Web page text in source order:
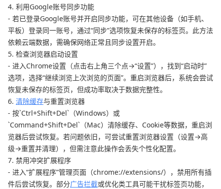
4. 利用Google账号同步功能
- 若已登录Google账号并开启同步功能，可在其他设备（如手机、
平板）登录同一账号，通过“同步”选项恢复未保存的标签页。此方法
依赖云端数据，需确保网络正常且同步设置开启。
5. 检查浏览器启动设置
- 进入Chrome设置（点击右上角三个点→“设置”），找到“启动时”
选项，选择“继续浏览上次浏览的页面”。重启浏览器后，系统会尝试
恢复未保存的标签页，但成功率取决于数据完整性。
6. 清除缓存与重置浏览器
- 按`Ctrl+Shift+Del`（Windows）或
`Command+Shift+Del`（Mac）清除缓存、Cookie等数据，重启浏
览器后尝试恢复。若问题依旧，可尝试重置浏览器设置（设置→高
级→重置并清理），但需注意此操作会丢失个性化配置。
7. 禁用冲突扩展程序
- 进入“扩展程序”管理页面（chrome://extensions/），禁用所有插
件后尝试恢复。部分广告拦截或优化类工具可能干扰标签页功能，